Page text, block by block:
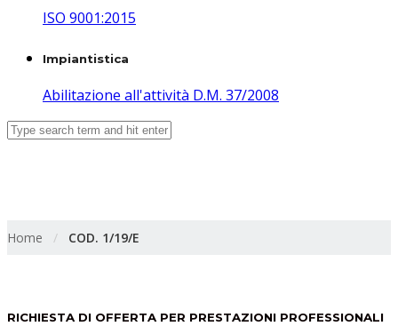
ISO 9001:2015
Impiantistica
Abilitazione all'attività D.M. 37/2008
Home / COD. 1/19/E
RICHIESTA DI OFFERTA PER PRESTAZIONI PROFESSIONALI